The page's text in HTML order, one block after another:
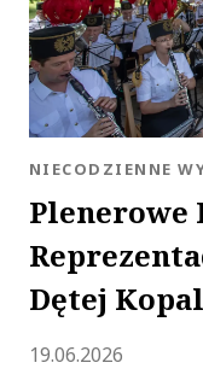
Dętej
KATEGORIA:
NIECODZIENNE
Dodano
19.06.2026